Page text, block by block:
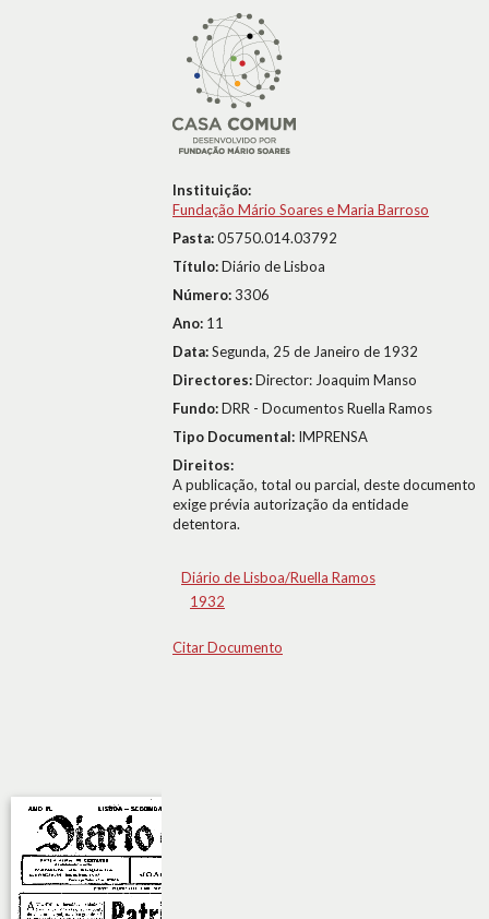
Instituição:
Fundação Mário Soares e Maria Barroso
Pasta:05750.014.03792
Título:Diário de Lisboa
Número:3306
Ano: 11
Data:Segunda, 25 de Janeiro de 1932
Directores:Director: Joaquim Manso
Fundo:DRR - Documentos Ruella Ramos
Tipo Documental: IMPRENSA
Direitos:
A publicação, total ou parcial, deste documento
exige prévia autorização da entidade
detentora.
Diário de Lisboa/Ruella Ramos
1932
Citar Documento